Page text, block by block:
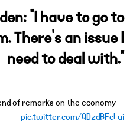
"I have to go to
There's an issue I
need to deal with."
-- Biden at the end of remarks on the economy
pic.twitter.com/QDzdBFcLui